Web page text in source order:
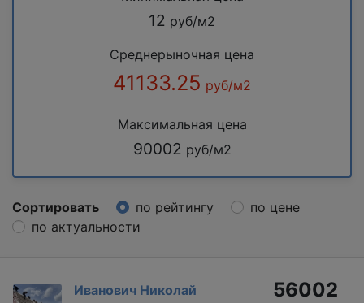
12 руб/м2
Среднерыночная цена
41133.25 руб/м2
Максимальная цена
90002 руб/м2
Сортировать по рейтингу
по цене
по актуальности
Иванович Николай
56002